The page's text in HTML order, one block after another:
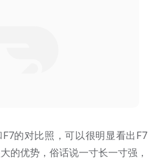
的对比照，可以很明显看出F7
的优势，俗话说一寸长一寸强，